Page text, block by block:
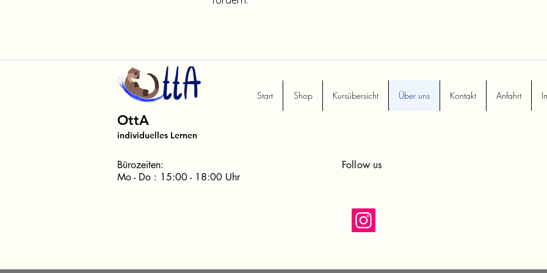
Start Shop Kursübersicht Über uns Kontakt Anfahrt
OttA
individuelles Lernen
Bürozeiten:
Mo - Do : 15:00 - 18:00 Uhr
Follow us